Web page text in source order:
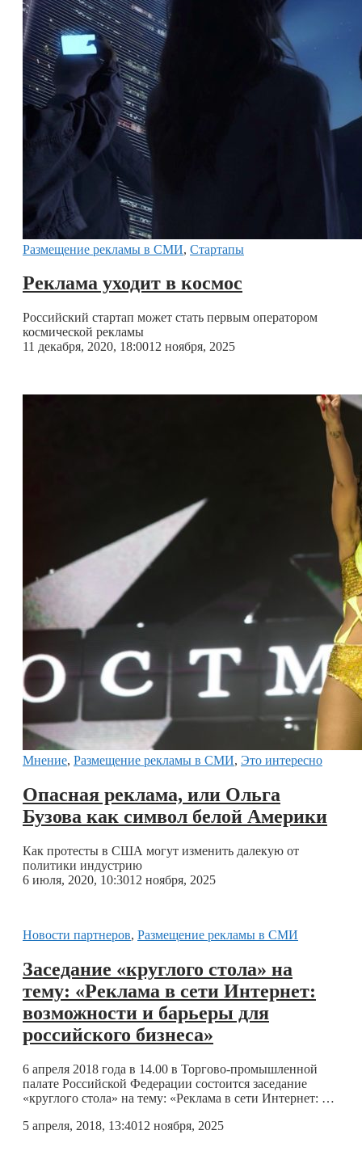
Размещение рекламы в СМИ, Стартапы
Реклама уходит в космос
Российский стартап может стать первым оператором
космической рекламы
11 декабря, 2020, 18:0012 ноября, 2025
Мнение, Размещение рекламы в СМИ, Это интересно
Опасная реклама, или Ольга
Бузова как символ белой Америки
Как протесты в США могут изменить далекую от
политики индустрию
6 июля, 2020, 10:3012 ноября, 2025
Новости партнеров, Размещение рекламы в СМИ
Заседание «круглого стола» на
тему: «Реклама в сети Интернет:
возможности и барьеры для
российского бизнеса»
6 апреля 2018 года в 14.00 в Торгово-промышленной
палате Российской Федерации состоится заседание
«круглого стола» на тему: «Реклама в сети Интернет: …
5 апреля, 2018, 13:4012 ноября, 2025